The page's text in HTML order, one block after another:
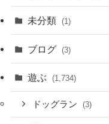
未分類 (1)
ブログ (3)
遊ぶ (1,734)
ドッグラン (3)